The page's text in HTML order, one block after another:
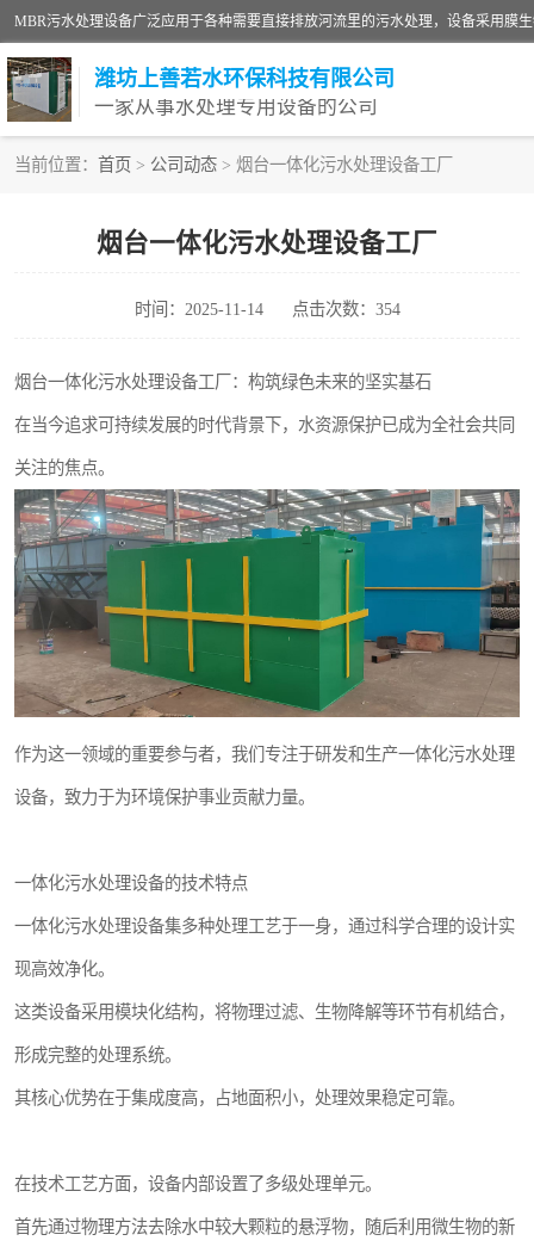
潍坊上善若水环保科技有限公司
一家从事水处理专用设备的公司
当前位置： 首页 > 公司动态 > 烟台一体化污水处理设备工厂
烟台一体化污水处理设备工厂
时间：2025-11-14 点击次数：354
烟台一体化污水处理设备工厂：构筑绿色未来的坚实基石
在当今追求可持续发展的时代背景下，水资源保护已成为全社会共同
关注的焦点。
作为这一领域的重要参与者，我们专注于研发和生产一体化污水处理
设备，致力于为环境保护事业贡献力量。
一体化污水处理设备的技术特点
一体化污水处理设备集多种处理工艺于一身，通过科学合理的设计实
现高效净化。
这类设备采用模块化结构，将物理过滤、生物降解等环节有机结合，
形成完整的处理系统。
其核心优势在于集成度高，占地面积小，处理效果稳定可靠。
在技术工艺方面，设备内部设置了多级处理单元。
首先通过物理方法去除水中较大颗粒的悬浮物，随后利用微生物的新
洗涤污水处理设备
诊所门诊污水处理设备
养殖污水处理设备
一体化污水处理设备
医院辐射污水衰变池